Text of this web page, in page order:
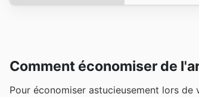
Comment économiser de
Pour économiser astucieusement lors